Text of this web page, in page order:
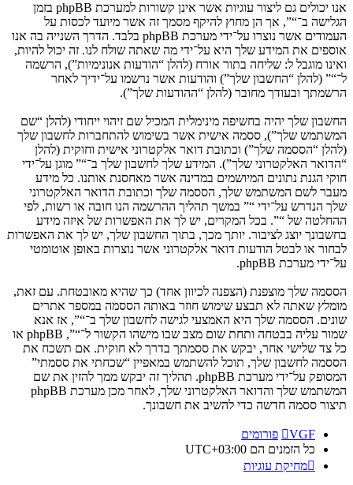
אנו יכולים גם ליצור עוגיות אשר אינן קשורות למערכת phpBB בזמן
הגלישה ב־“”, אך הן מחוץ להיקף מסמך זה אשר מיועד לכסות על
העמודים אשר נוצרו על־ידי מערכת phpBB בלבד. הדרך השנייה בה אנו
אוספים את המידע שלך היא על־ידי מה שאתה שולח לנו. זה יכול להיות,
ואינו מוגבל ל: שליחה בתור אורח (להלן “הודעות אנונימיות”), הרשמה
ל־“” (להלן “החשבון שלך”) והודעות אשר נרשמו על־ידיך לאחר
הרשמתך ובעודך מחובר (להלן “ההודעות שלך”).
החשבון שלך יהיה בחשיפה מינימלית המכיל שם זיהוי ייחודי (להלן “שם
המשתמש שלך”), ססמה אישית אשר בשימוש להתחברות לחשבון שלך
(להלן “הססמה שלך”) וכתובת דואר אלקטרוני אישית וחוקית (להלן
“הדואר האלקטרוני שלך”). המידע שלך לחשבון שלך ב־“” מוגן על־ידי
חוקי הגנת נתונים המיושמים במדינה אשר מאחסנת אותנו. כל מידע
מעבר לשם המשתמש שלך, הססמה שלך וכתובת הדואר האלקטרוני
שלך הנדרש על־ידי “” במשך תהליך ההרשמה הנו חובה או רשות, לפי
ההחלטה של “”. בכל המקרים, יש לך את האפשרות של איזה מידע
בחשבונך יוצג לציבור. יותך מכך, בתוך החשבון שלך, יש לך את האפשרות
לבחור או לבטל הודעות דואר אלקטרוני אשר נוצרות באופן אוטומטי
על־ידי מערכת phpBB.
הססמה שלך מוצפנת (הצפנה לכיוון אחד) כך שהיא מאובטחת. עם זאת,
מומלץ שאתה לא תבצע שימוש חוזר באותה הססמה במספר אתרים
שונים. הססמה שלך היא האמצעי לגישה לחשבון שלך ב־“”, אז אנא
שמור עליה בבטחה ותחת שום מצב שבו מישהו הקשור ל־“”, phpBB או
כל צד שלישי אחר, יבקש את ססמתך בדרך לא חוקית. אם תשכח את
הססמה לחשבון שלך, תוכל להשתמש במאפיין “שכחתי את ססמתי”
המסופק על־ידי מערכת phpBB. תהליך זה יבקש ממך להזין את שם
המשתמש שלך והדואר האלקטרוני שלך, לאחר מכן מערכת phpBB
תיצור ססמה חדשה כדי להשיב את חשבונך.
VGF
פורומים
כל הזמנים הם UTC+03:00
מחיקת עוגיות